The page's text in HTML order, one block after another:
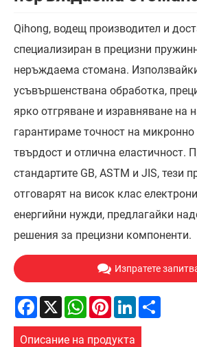
Qihong, водещ производител и
специализиран в прецизни
неръждаема стомана.
усъвършенствана обработка,
ярко отгряване и изравняване на
гарантираме точност на
твърдост и отлична еластичност.
стандартите GB, ASTM и JIS, тези
отговарят на висок клас
енергийни нужди, предлагайки
решения за прецизни компоненти.
Изпратете
Facebook
X WhatsApp
PinterestLinkedIn
Описание на продукта